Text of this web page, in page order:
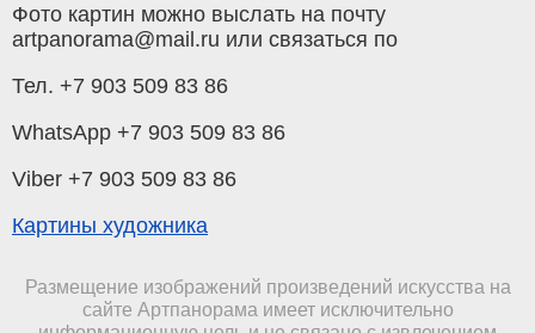
Фото картин можно выслать на почту
artpanorama@mail.ru или связаться по
Тел. +7 903 509 83 86
WhatsApp +7 903 509 83 86
Viber +7 903 509 83 86
Картины художника
Размещение изображений произведений искусства на
сайте Артпанорама имеет исключительно